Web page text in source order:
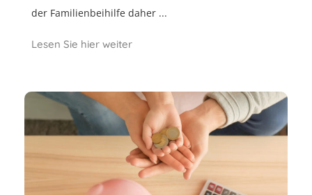
der Familienbeihilfe daher ...
Lesen Sie hier weiter